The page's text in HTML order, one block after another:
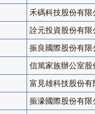
禾碼科技股份有限
詮元投資股份有限
振良國際股份有限
信篤家族辦公室股
富見雄科技股份有
振濠國際股份有限